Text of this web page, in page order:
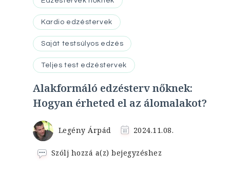
Kardio edzéstervek
Saját testsúlyos edzés
Teljes test edzéstervek
Alakformáló edzésterv nőknek:
Hogyan érheted el az álomalakot?
Legény Árpád 2024.11.08.
Szólj hozzá a(z)Alakformáló
bejegyzéshez